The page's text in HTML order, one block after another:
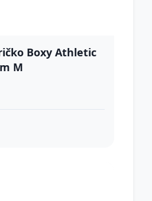
Boxy Athletic
M